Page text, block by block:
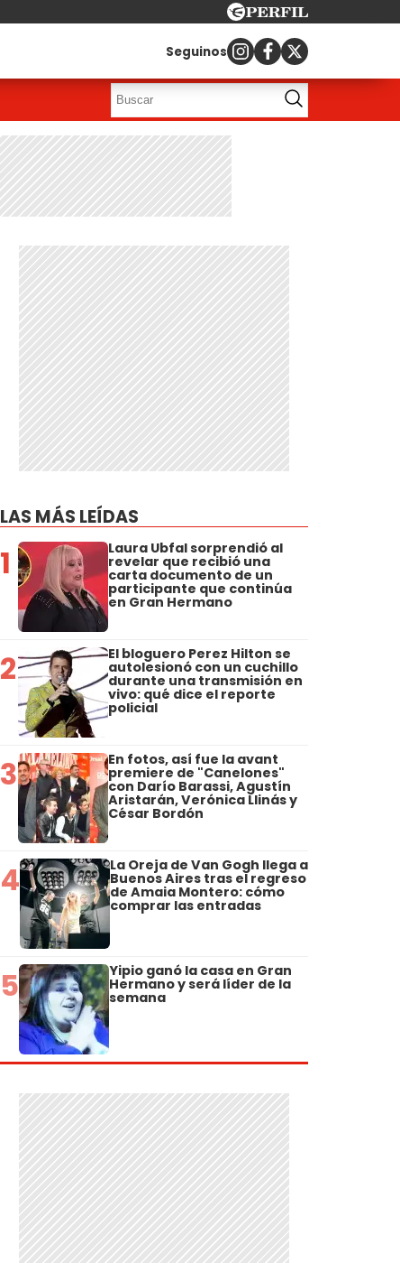
Seguinos
LAS MÁS LEÍDAS
1 Laura Ubfal sorprendió al
revelar que recibió una
carta documento de un
participante que continúa
en Gran Hermano
2 El bloguero Perez Hilton se
autolesionó con un cuchillo
durante una transmisión en
vivo: qué dice el reporte
policial
3 En fotos, así fue la avant
premiere de "Canelones"
con Darío Barassi, Agustín
Aristarán, Verónica Llinás y
César Bordón
4 La Oreja de Van Gogh llega a
Buenos Aires tras el regreso
de Amaia Montero: cómo
comprar las entradas
5 Yipio ganó la casa en Gran
Hermano y será líder de la
semana